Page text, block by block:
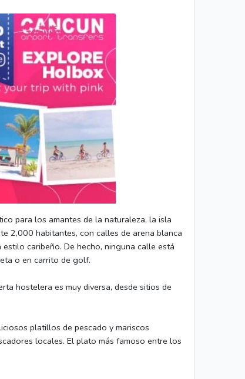
para los amantes de la naturaleza, la isla
2,000 habitantes, con calles de arena blanca
caribeño. De hecho, ninguna calle está
o en carrito de golf.
hostelera es muy diversa, desde sitios de
platillos de pescado y mariscos
locales. El plato más famoso entre los